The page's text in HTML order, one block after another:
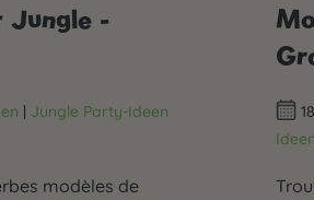
Jungle -
| Jungle Party-Ideen
modèles de
Ideen